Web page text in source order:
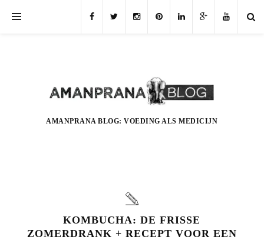
AMANPRANA BLOG: VOEDING ALS MEDICIJN
KOMBUCHA: DE FRISSE
ZOMERDRANK + RECEPT VOOR EEN